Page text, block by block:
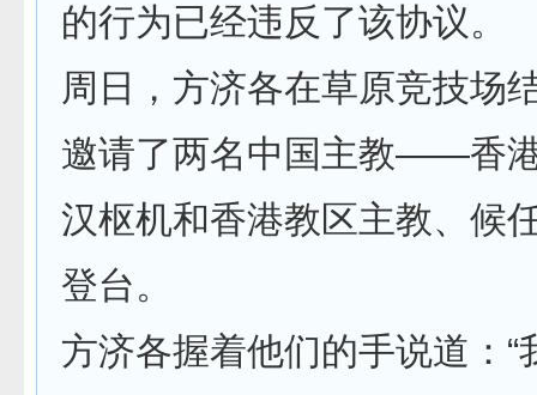
的行为已经违反了该协议。
周日，方济各在草原竞技场
邀请了两名中国主教——香
汉枢机和香港教区主教、候
登台。
方济各握着他们的手说道：“